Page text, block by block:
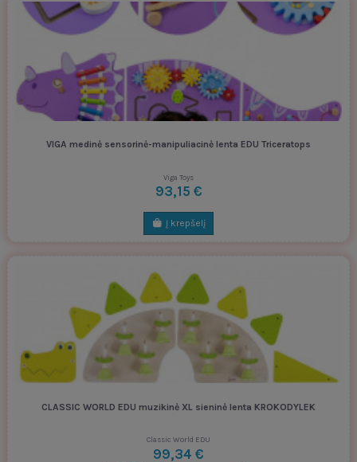
VIGA medinė sensorinė-manipuliacinė lenta EDU Triceratops
Viga Toys
93,15 €
Į krepšelį
CLASSIC WORLD EDU muzikinė XL sieninė lenta KROKODYLEK
Classic World EDU
99,34 €